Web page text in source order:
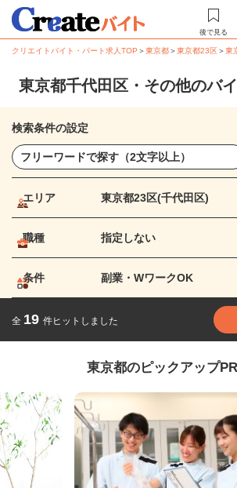
後で見る
クリエイトバイト・パート求人TOP ＞東京都＞東京都23区＞東
東京都千代田区・その他のバ
検索条件の設定
エリア 東京都23区(千代田区)
職種 指定しない
条件 副業・WワークOK
全 19 件ヒットしました
東京都のピックアップ